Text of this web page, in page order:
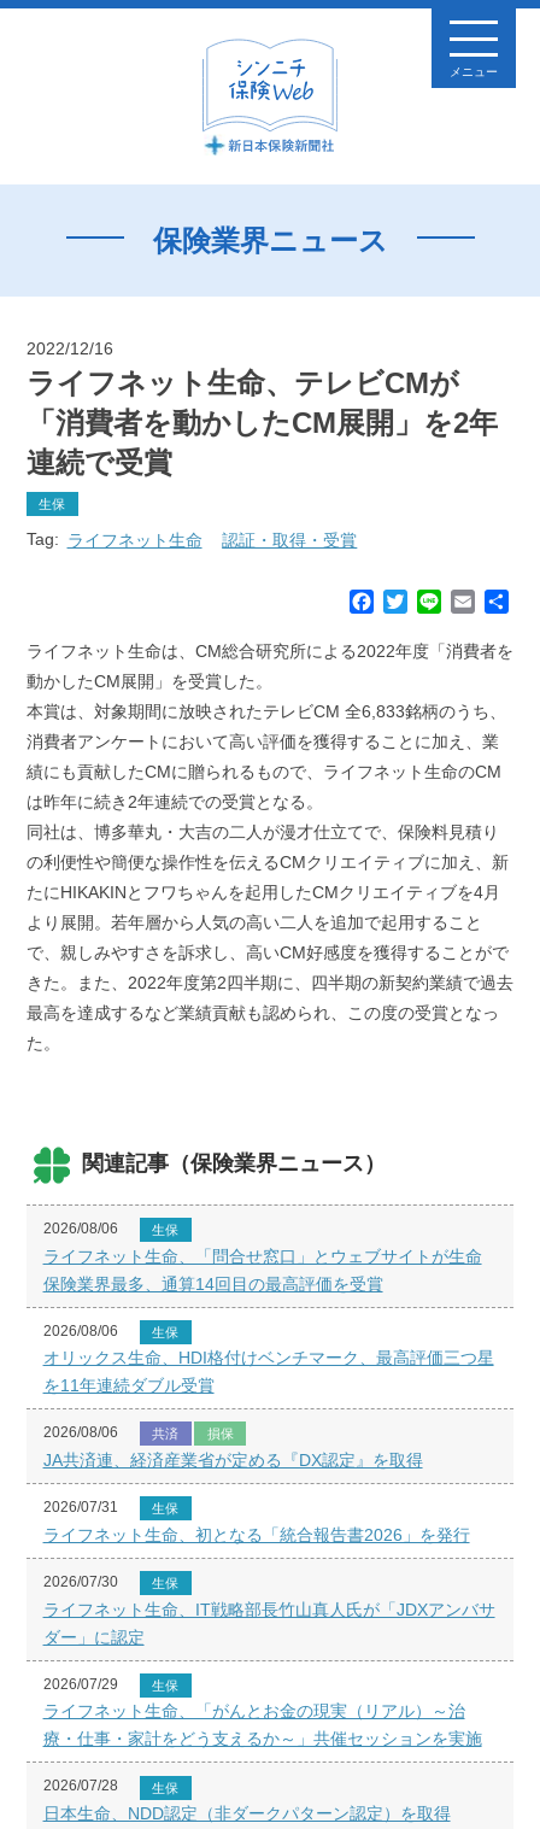
メニュー
保険業界ニュース
2022/12/16
ライフネット生命、テレビCMが
「消費者を動かしたCM展開」を2年
連続で受賞
生保
Tag: ライフネット生命 認証・取得・受賞
c
o
o
k
T
i
e
r
n
E
a
ライフネット生命は、CM総合研究所による2022年度「消費者を
動かしたCM展開」を受賞した。
本賞は、対象期間に放映されたテレビCM 全6,833銘柄のうち、
消費者アンケートにおいて高い評価を獲得することに加え、業
績にも貢献したCMに贈られるもので、ライフネット生命のCM
は昨年に続き2年連続での受賞となる。
同社は、博多華丸・大吉の二人が漫才仕立てで、保険料見積り
の利便性や簡便な操作性を伝えるCMクリエイティブに加え、新
たにHIKAKINとフワちゃんを起用したCMクリエイティブを4月
より展開。若年層から人気の高い二人を追加で起用すること
で、親しみやすさを訴求し、高いCM好感度を獲得することがで
きた。また、2022年度第2四半期に、四半期の新契約業績で過去
最高を達成するなど業績貢献も認められ、この度の受賞となっ
た。
関連記事（保険業界ニュース）
2026/08/06 生保
ライフネット生命、「問合せ窓口」とウェブサイトが生命
保険業界最多、通算14回目の最高評価を受賞
2026/08/06 生保
オリックス生命、HDI格付けベンチマーク、最高評価三つ星
を11年連続ダブル受賞
2026/08/06 共済 損保
JA共済連、経済産業省が定める『DX認定』を取得
2026/07/31 生保
ライフネット生命、初となる「統合報告書2026」を発行
2026/07/30 生保
ライフネット生命、IT戦略部長竹山真人氏が「JDXアンバサ
ダー」に認定
2026/07/29 生保
ライフネット生命、「がんとお金の現実（リアル）～治
療・仕事・家計をどう支えるか～」共催セッションを実施
2026/07/28 生保
日本生命、NDD認定（非ダークパターン認定）を取得